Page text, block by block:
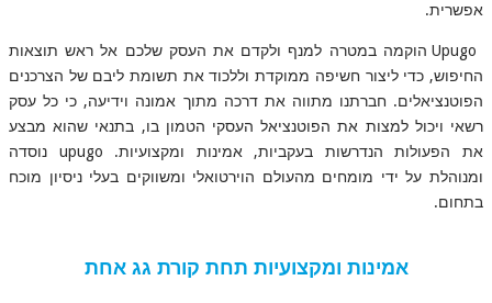
אפשרית.
Upugo הוקמה במטרה למנף ולקדם את העסק שלכם אל ראש תוצאות
החיפוש, כדי ליצור חשיפה ממוקדת וללכוד את תשומת ליבם של הצרכנים
הפוטנציאלים. חברתנו מתווה את דרכה מתוך אמונה וידיעה, כי כל עסק
רשאי ויכול למצות את הפוטנציאל העסקי הטמון בו, בתנאי שהוא מבצע
את הפעולות הנדרשות בעקביות, אמינות ומקצועיות. upugo נוסדה
ומנוהלת על ידי מומחים מהעולם הוירטואלי ומשווקים בעלי ניסיון מוכח
בתחום.
אמינות ומקצועיות תחת קורת גג אחת